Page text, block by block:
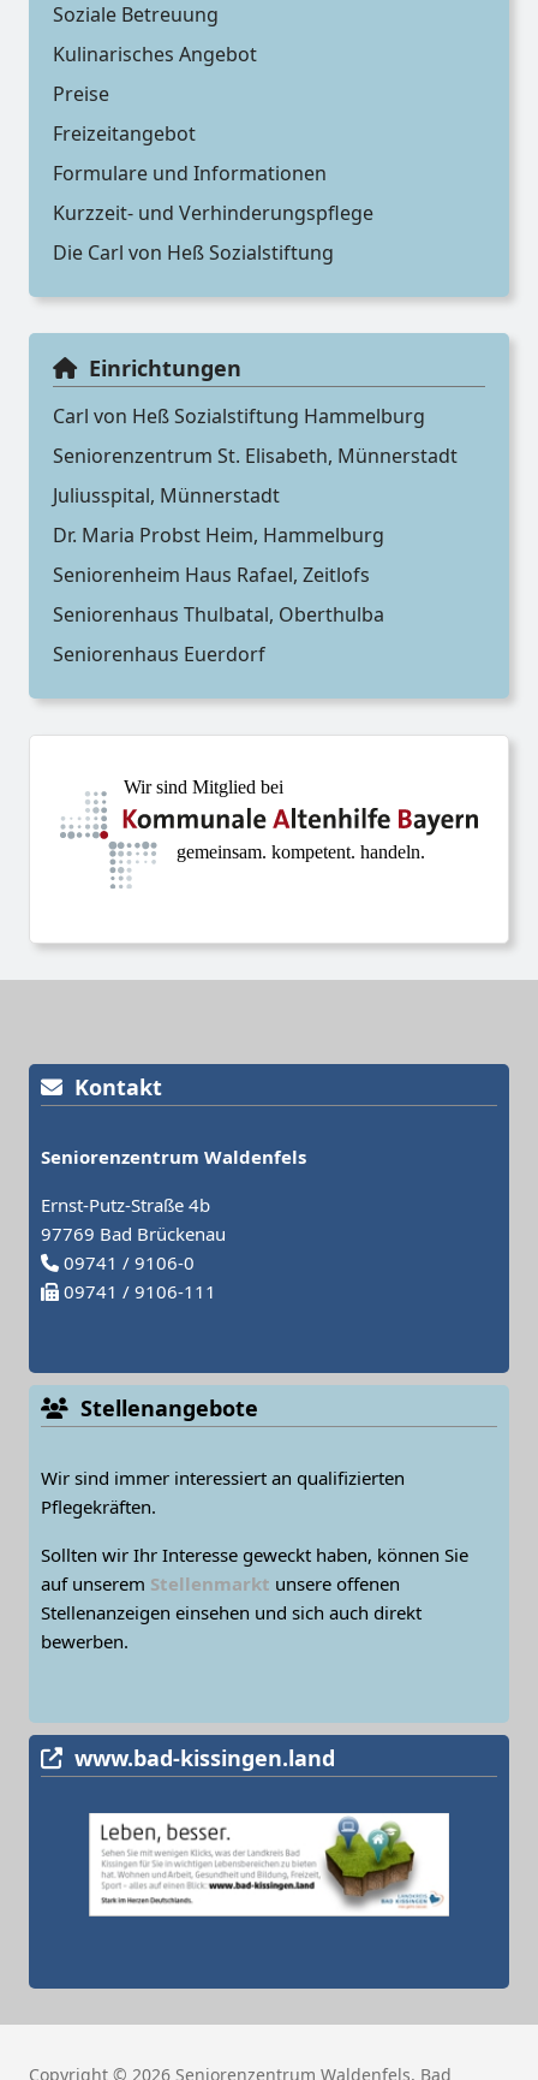
Soziale Betreuung
Kulinarisches Angebot
Preise
Freizeitangebot
Formulare und Informationen
Kurzzeit- und Verhinderungspflege
Die Carl von Heß Sozialstiftung
Einrichtungen
Carl von Heß Sozialstiftung Hammelburg
Seniorenzentrum St. Elisabeth, Münnerstadt
Juliusspital, Münnerstadt
Dr. Maria Probst Heim, Hammelburg
Seniorenheim Haus Rafael, Zeitlofs
Seniorenhaus Thulbatal, Oberthulba
Seniorenhaus Euerdorf
Kontakt
Seniorenzentrum Waldenfels
Ernst-Putz-Straße 4b
97769 Bad Brückenau
09741 / 9106-0
09741 / 9106-111
Stellenangebote
Wir sind immer interessiert an qualifizierten
Pflegekräften.
Sollten wir Ihr Interesse geweckt haben, können Sie
auf unserem Stellenmarkt unsere offenen
Stellenanzeigen einsehen und sich auch direkt
bewerben.
www.bad-kissingen.land
Copyright © 2026 Seniorenzentrum Waldenfels, Bad